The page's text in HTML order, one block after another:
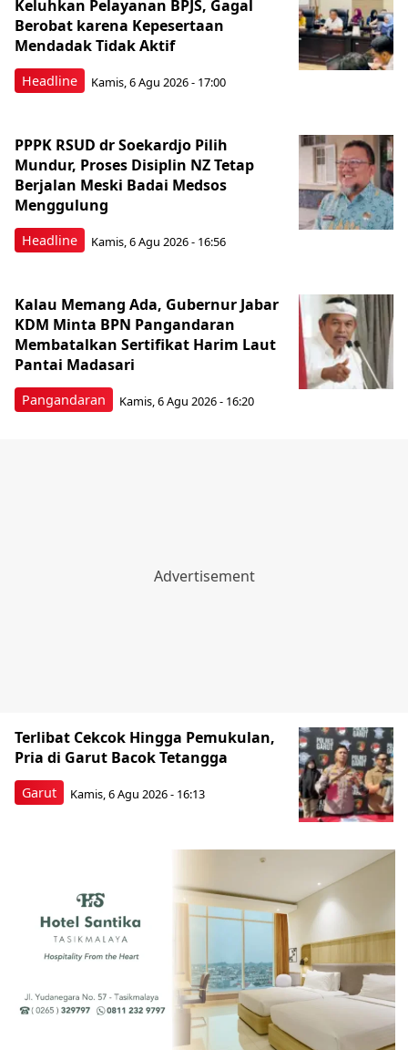
Headline
Keluhkan Pelayanan BPJS, Gagal
Berobat karena Kepesertaan
Mendadak Tidak Aktif
Kamis, 6 Agu 2026 - 17:00
Headline
PPPK RSUD dr Soekardjo Pilih
Mundur, Proses Disiplin NZ Tetap
Berjalan Meski Badai Medsos
Menggulung
Kamis, 6 Agu 2026 - 16:56
Pangandaran
Kalau Memang Ada, Gubernur Jabar
KDM Minta BPN Pangandaran
Membatalkan Sertifikat Harim Laut
Pantai Madasari
Kamis, 6 Agu 2026 - 16:20
Garut
Terlibat Cekcok Hingga Pemukulan,
Pria di Garut Bacok Tetangga
Kamis, 6 Agu 2026 - 16:13